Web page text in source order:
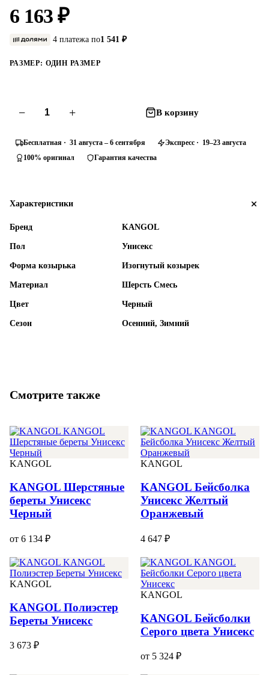
6 163 ₽
4 платежа по1 541 ₽
РАЗМЕР: ОДИН РАЗМЕР
− + В корзину
Бесплатная · 31 августа – 6 сентября
Экспресс · 19–23 августа
100% оригинал
Гарантия качества
Характеристики
Бренд KANGOL
Пол Унисекс
Форма козырька Изогнутый козырек
Материал Шерсть Смесь
Цвет Черный
Сезон Осенний, Зимний
Смотрите также
KANGOL
KANGOL Шерстяные
береты Унисекс
Черный
от 6 134 ₽
KANGOL
KANGOL Бейсболка
Унисекс Желтый
Оранжевый
4 647 ₽
KANGOL
KANGOL Полиэстер
Береты Унисекс
3 673 ₽
KANGOL
KANGOL Бейсболки
Серого цвета Унисекс
от 5 324 ₽